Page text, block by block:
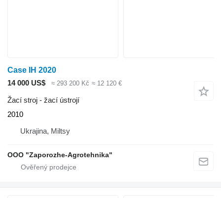
Case IH 2020
14 000 US$
≈ 293 200 Kč ≈ 12 120 €
Žací stroj - žací ústrojí
2010
Ukrajina, Miltsy
OOO "Zaporozhe-Agrotehnika"